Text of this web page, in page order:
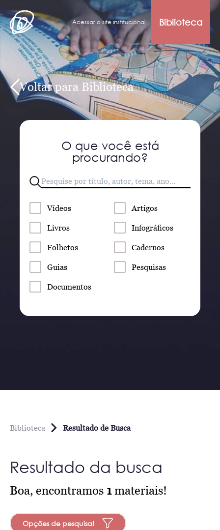
Acessar o site institucional Biblioteca
Voltar para Biblioteca
O que você está
procurando?
Vídeos Artigos
Livros Infográficos
Folhetos Cadernos
Guias Pesquisas
Documentos
Biblioteca Resultado de Busca
Resultado da busca
Boa, encontramos 1materiais!
Opções de pesquisa!